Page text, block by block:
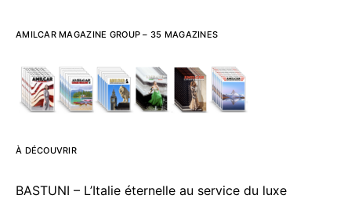
AMILCAR MAGAZINE GROUP – 35 MAGAZINES
À DÉCOUVRIR
BASTUNI – L’Italie éternelle au service du luxe